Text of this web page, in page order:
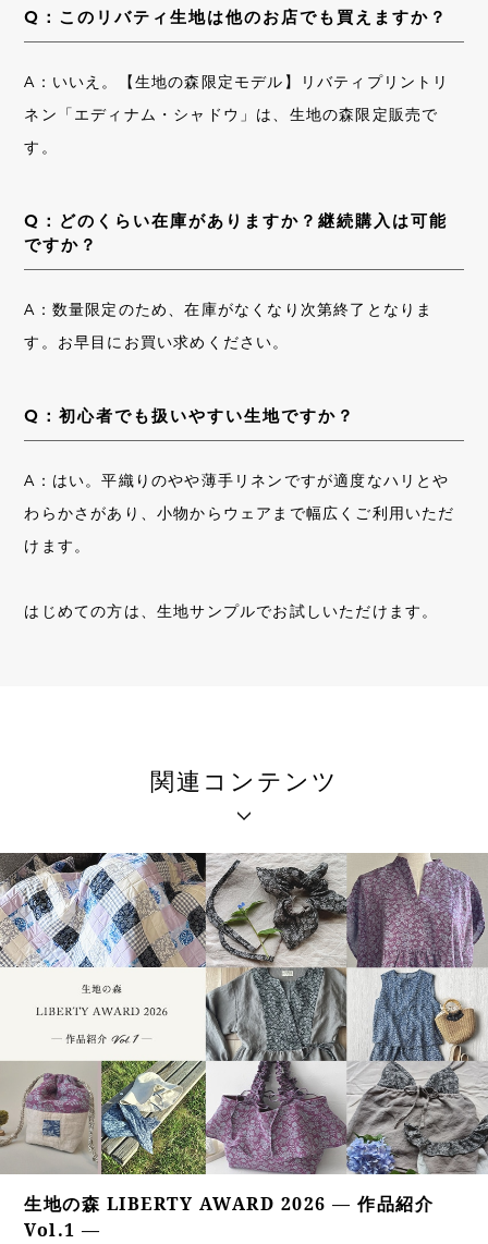
Q：このリバティ生地は他のお店でも買えますか？
A：いいえ。【生地の森限定モデル】リバティプリントリ
ネン「エディナム・シャドウ」は、生地の森限定販売で
す。
Q：どのくらい在庫がありますか？継続購入は可能
ですか？
A：数量限定のため、在庫がなくなり次第終了となりま
す。お早目にお買い求めください。
Q：初心者でも扱いやすい生地ですか？
A：はい。平織りのやや薄手リネンですが適度なハリとや
わらかさがあり、小物からウェアまで幅広くご利用いただ
けます。
はじめての方は、生地サンプルでお試しいただけます。
関連コンテンツ
生地の森 LIBERTY AWARD 2026 ― 作品紹介
Vol.1 ―